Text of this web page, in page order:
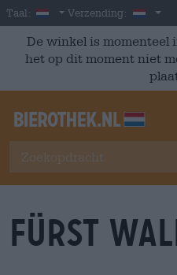
Skip to main content
Taal: Dutch
Verzending:
De winkel is momenteel
het op dit moment niet
Fürst